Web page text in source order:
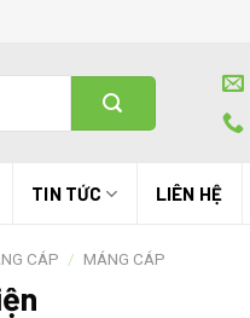
TIN TỨC LIÊN HỆ
CÁP / MÁNG CÁP